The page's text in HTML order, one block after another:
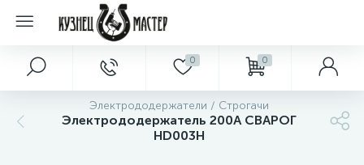
0 0
Электрододержатели / Строгачи
Электрододержатель 200А СВАРОГ
HD003H